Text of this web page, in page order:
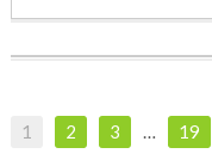
1 2 3 … 19